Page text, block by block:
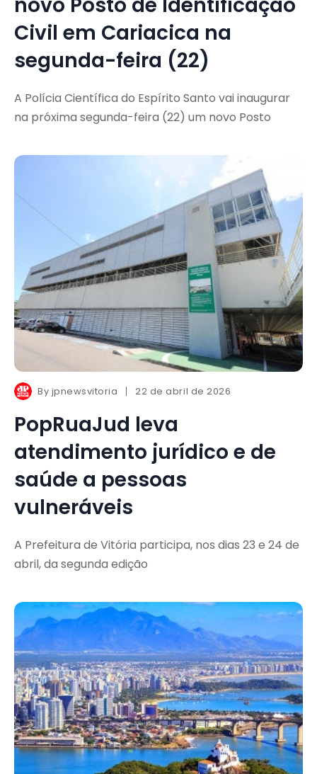
Civil em Cariacica na
segunda-feira (22)
A Polícia Científica do Espírito Santo vai inaugurar
na próxima segunda-feira (22) um novo Posto
By jpnewsvitoria 22 de abril de 2026
PopRuaJud leva
atendimento jurídico e de
saúde a pessoas
vulneráveis
A Prefeitura de Vitória participa, nos dias 23 e 24 de
abril, da segunda edição